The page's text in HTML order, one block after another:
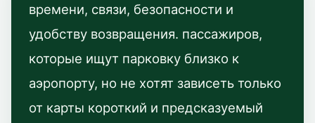
времени, связи, безопасности и
удобству возвращения. пассажиров,
которые ищут парковку близко к
аэропорту, но не хотят зависеть только
от карты короткий и предсказуемый